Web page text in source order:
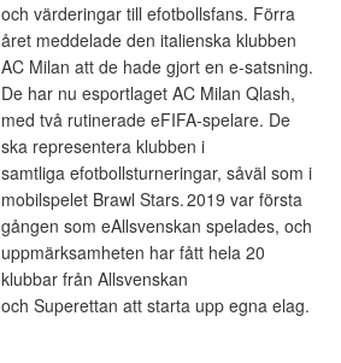
och värderingar till efotbollsfans. Förra
året meddelade den italienska klubben
AC Milan att de hade gjort en e-satsning.
De har nu esportlaget AC Milan Qlash,
med två rutinerade eFIFA-spelare. De
ska representera klubben i
samtliga efotbollsturneringar, såväl som i
mobilspelet Brawl Stars. 2019 var första
gången som eAllsvenskan spelades, och
uppmärksamheten har fått hela 20
klubbar från Allsvenskan
och Superettan att starta upp egna elag.